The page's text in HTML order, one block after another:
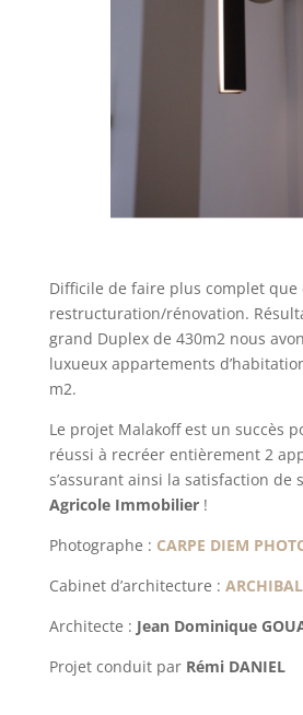
Difficile de faire plus complet que
restructuration/rénovation.
grand Duplex de 430m2 nous
luxueux appartements
m2.
Le projet Malakoff est un succès
réussi à recréer entièrement 2
s’assurant ainsi la satisfaction de
Agricole Immobilier!
Photographe : CARPE DIEM
Cabinet d’architecture :
Architecte : Jean Dominique
Projet conduit par Rémi DANIEL